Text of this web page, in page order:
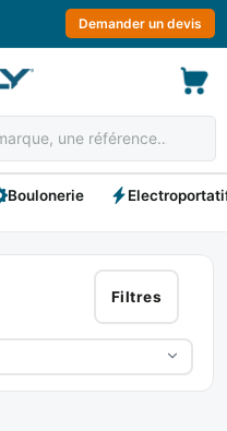
Demander un devis
Boulonerie
Filtres